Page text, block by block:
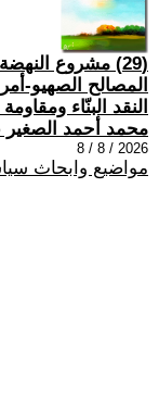
(29) مشروع
المصالح الصهيو-
النقد البنّاء
محمد أحمد الصغير
2026 / 8 / 8
مواضيع وابحاث